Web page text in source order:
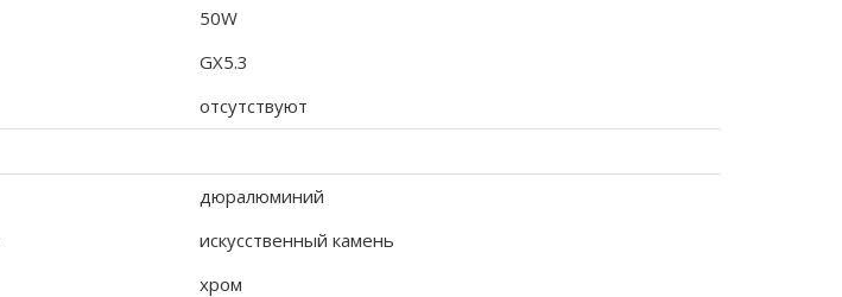
50W
GX5.3
отсутствуют
дюралюминий
искусственный камень
хром